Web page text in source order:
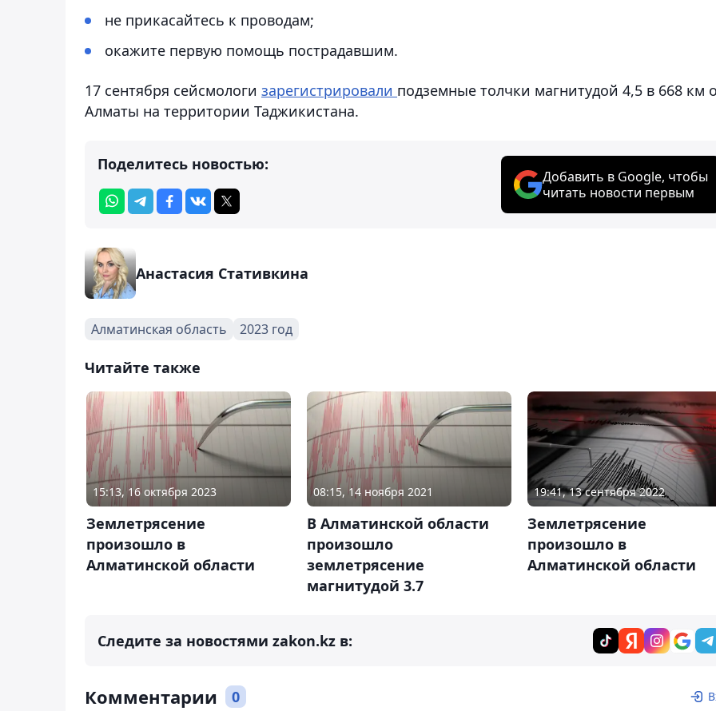
не прикасайтесь к проводам;
окажите первую помощь пострадавшим.
17 сентября сейсмологи зарегистрировали подземные толчки магнитудой 4,5 в 668 км
Алматы на территории Таджикистана.
Поделитесь новостью:
Добавить в Google, чтобы
читать новости первым
Анастасия Стативкина
Алматинская область 2023 год
Читайте также
15:13, 16 октября 2023
Землетрясение
произошло в
Алматинской области
08:15, 14 ноября 2021
В Алматинской области
произошло
землетрясение
магнитудой 3.7
19:41, 13 сентября 2022
Землетрясение
произошло в
Алматинской области
Следите за новостями zakon.kz в:
Комментарии 0